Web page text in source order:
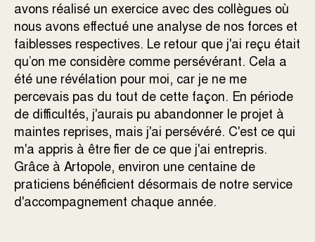
avons réalisé un exercice avec des collègues où
nous avons effectué une analyse de nos forces et
faiblesses respectives. Le retour que j'ai reçu était
qu’on me considère comme persévérant. Cela a
été une révélation pour moi, car je ne me
percevais pas du tout de cette façon. En période
de difficultés, j'aurais pu abandonner le projet à
maintes reprises, mais j'ai persévéré. C'est ce qui
m'a appris à être fier de ce que j'ai entrepris.
Grâce à Artopole, environ une centaine de
praticiens bénéficient désormais de notre service
d'accompagnement chaque année.